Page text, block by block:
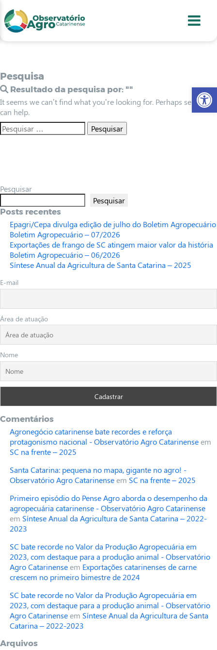
2
3
4
Pesquisa
Resultado da pesquisa por: ""
It seems we can’t find what you’re looking for. Perhaps searching
can help.
Pesquisar
Pesquisar
Posts recentes
Epagri/Cepa divulga edição de julho do Boletim Agropecuário
Boletim Agropecuário – 07/2026
Exportações de frango de SC atingem maior valor da história
Boletim Agropecuário – 06/2026
Síntese Anual da Agricultura de Santa Catarina – 2025
E-mail
Área de atuação
Nome
Comentários
Agronegócio catarinense bate recordes e reforça
protagonismo nacional - Observatório Agro Catarinenseem
SC na frente – 2025
Santa Catarina: pequena no mapa, gigante no agro! -
Observatório Agro Catarinenseem SC na frente – 2025
Primeiro episódio do Pense Agro aborda o desempenho da
agropecuária catarinense - Observatório Agro Catarinense
em Síntese Anual da Agricultura de Santa Catarina – 2022-
2023
SC bate recorde no Valor da Produção Agropecuária em
2023, com destaque para a produção animal - Observatório
Agro Catarinenseem Exportações catarinenses de carne
crescem no primeiro bimestre de 2024
SC bate recorde no Valor da Produção Agropecuária em
2023, com destaque para a produção animal - Observatório
Agro Catarinenseem Síntese Anual da Agricultura de Santa
Catarina – 2022-2023
Arquivos